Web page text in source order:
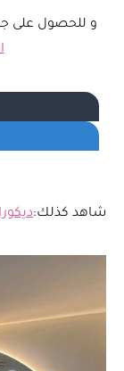
و للحصول على
شاهد كذلك: